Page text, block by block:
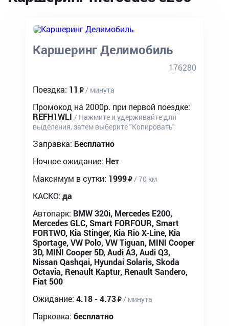
Каршеринг Делимобиль
176280
Поездка: 11 / минута
Промокод на 2000р. при первой поездке:
REFH1WLI / Нажмите и удерживайте для
выделения, затем выберите "Копировать"
Заправка: Бесплатно
Ночное ожидание: Нет
Максимум в сутки: 1999 / 70 км
КАСКО: да
Автопарк: BMW 320i, Mercedes E200,
Mercedes GLC, Smart FORFOUR, Smart
FORTWO, Kia Stinger, Kia Rio X-Line, Kia
Sportage, VW Polo, VW Tiguan, MINI Cooper
3D, MINI Cooper 5D, Audi A3, Audi Q3,
Nissan Qashqai, Hyundai Solaris, Skoda
Octavia, Renault Kaptur, Renault Sandero,
Fiat 500
Ожидание: 4.18 - 4.73 / минута
Парковка: бесплатно